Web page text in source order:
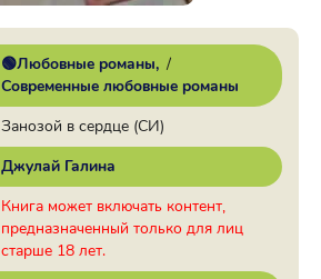
🟢Любовные романы /
Современные любовные романы
Занозой в сердце (СИ)
Джулай Галина
Книга может включать контент,
предназначенный только для лиц
старше 18 лет.